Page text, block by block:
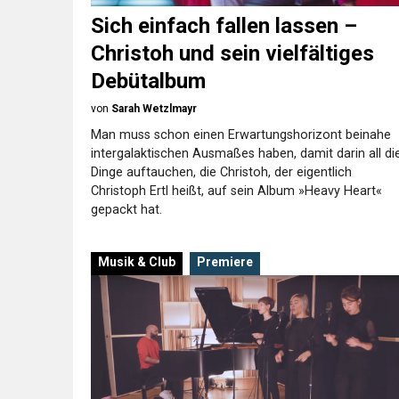
Sich einfach fallen lassen –
Christoh und sein vielfältiges
Debütalbum
von Sarah Wetzlmayr
Man muss schon einen Erwartungshorizont beinahe
intergalaktischen Ausmaßes haben, damit darin all
Dinge auftauchen, die Christoh, der eigentlich
Christoph Ertl heißt, auf sein Album »Heavy Heart«
gepackt hat.
Musik & Club Premiere